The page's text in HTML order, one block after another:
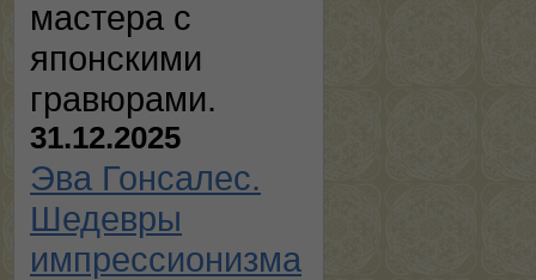
мастера с
японскими
гравюрами.
31.12.2025
Эва Гонсалес.
Шедевры
импрессионизма